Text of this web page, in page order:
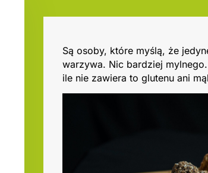
Są osoby, które myślą, że
warzywa. Nic bardziej
ile nie zawiera to glutenu ani